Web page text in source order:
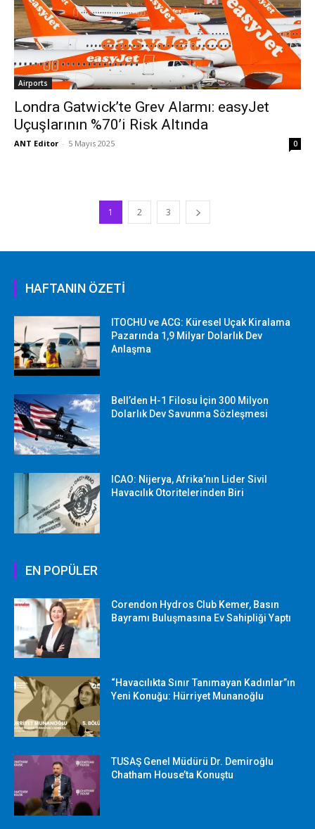
Airports
Londra Gatwick’te Grev Alarmı: easyJet
Uçuşlarının %70’i Risk Altında
ANT Editor - 5 Mayıs 2025 0
1 2 3
HAFTANIN ÖZETİ
ITOCHU ve ACG: Küresel Uçak Kiralama
Pazarında 1,9 Milyar Dolarlık Dev
Anlaşma
Bell’den H-1 Filosu İçin 300 Milyon
Dolarlık Dev Savunma Sözleşmesi
ICAO: Nijerya, Afrika’nın Lider Sivil
Havacılık Otoritelerinden Biri
EN POPÜLER
Corendon Hydros Club Kemer, Basın
Bayramı Buluşmasına Ev Sahipliği Yaptı
“Havacılıkta Sınır Tanımayan Kadınlar”ın
Yeni Konuğu: Hürriyet Munanoğlu
TUSAŞ Genel Müdürü Dr. Demiroğlu
Chatham House’ta Konuştu